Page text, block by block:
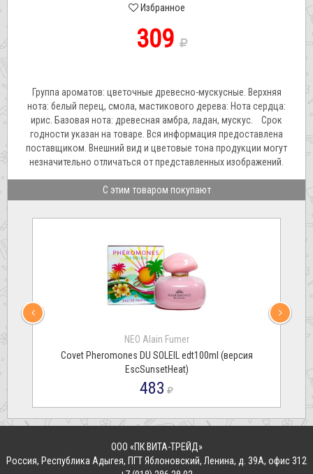
Избранное
309
Группа ароматов: цветочные древесно-мускусные. Верхняя
нота: белый перец, смола, мастикового дерева: Нота сердца:
ирис. Базовая нота: древесная амбра, ладан, мускус. Срок
годности указан на товаре. Вся информация предоставлена
поставщиком. Внешний вид и цветовые тона продукции могут
незначительно отличаться от представленных изображений.
С этим товаром покупают
NEO Alain Fumer
Covet Pheromones DU SOLEIL edt100ml (версия
EscSunsetHeat)
483
ООО «ПК ВИТА-ТРЕЙД»
Россия, Республика Адыгея, ПГТ Яблоновский, Ленина, д. 39А, офис 312